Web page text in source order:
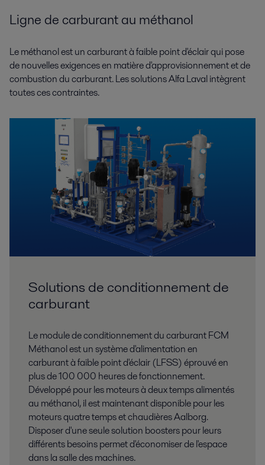
Ligne de carburant au méthanol
Le méthanol est un carburant à faible point d'éclair qui pose
de nouvelles exigences en matière d'approvisionnement et de
combustion du carburant. Les solutions Alfa Laval intègrent
toutes ces contraintes.
Solutions de conditionnement de
carburant
Le module de conditionnement du carburant FCM
Méthanol est un système d'alimentation en
carburant à faible point d'éclair (LFSS) éprouvé en
plus de 100 000 heures de fonctionnement.
Développé pour les moteurs à deux temps alimentés
au méthanol, il est maintenant disponible pour les
moteurs quatre temps et chaudières Aalborg.
Disposer d'une seule solution boosters pour leurs
différents besoins permet d'économiser de l'espace
dans la salle des machines.